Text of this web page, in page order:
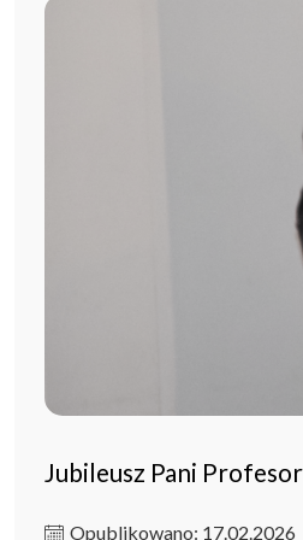
Jubileusz Pani
Opublikowano: 17.02.2026